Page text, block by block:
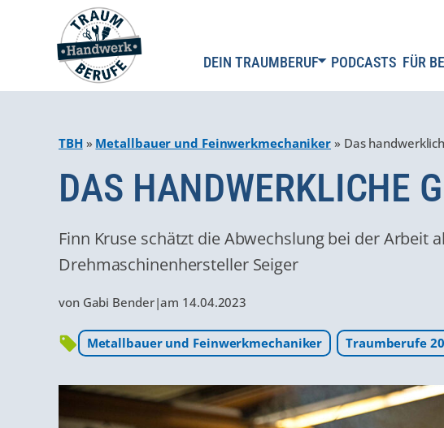
DEIN TRAUMBERUF PODCASTS FÜR
TBH» Metallbauer und Feinwerkmechaniker » Das
DAS HANDWERKLICHE
Finn Kruse schätzt die Abwechslung bei der Arbeit
Drehmaschinenhersteller Seiger
von Gabi Bender|am 14.04.2023
Metallbauer und Feinwerkmechaniker Traumberufe